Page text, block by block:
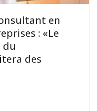
en
: «Le
du
des